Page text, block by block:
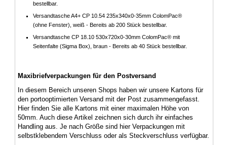
bestellbar.
Versandtasche A4+ CP 10.54 235x340x0-35mm ColomPac®
(ohne Fenster), weiß - Bereits ab 200 Stück bestellbar.
Versandtasche CP 18.10 530x720x0-30mm ColomPac® mit
Seitenfalte (Sigma Box), braun - Bereits ab 40 Stück bestellbar.
Maxibriefverpackungen für den Postversand
In diesem Bereich unseren Shops haben wir unsere Kartons für
den portooptimierten Versand mit der Post zusammengefasst.
Hier finden Sie alle Kartons mit einer maximalen Höhe von
50mm. Auch diese Artikel zeichnen sich durch ihr einfaches
Handling aus. Je nach Größe sind hier Verpackungen mit
selbstklebendem Verschluss oder als Steckverschluss verfügbar.